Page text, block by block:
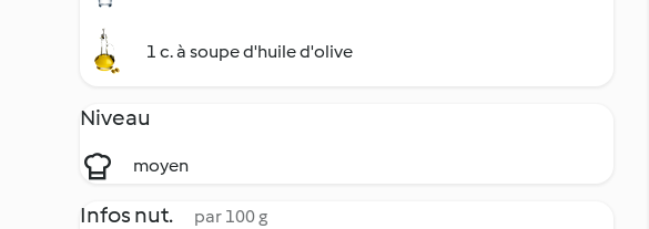
1 c. à soupe d'huile d'olive
Niveau
moyen
Infos nut. par 100 g